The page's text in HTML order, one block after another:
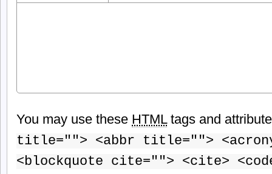
You may use these HTMLtags and
title=""> <abbr title="">
<blockquote cite=""> <cite>